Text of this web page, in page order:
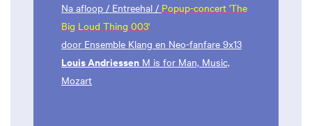
Na afloop / Entreehal / Popup-concert 'The
Big Loud Thing 003'
door Ensemble Klang en Neo-fanfare 9x13
Louis Andriessen M is for Man, Music,
Mozart